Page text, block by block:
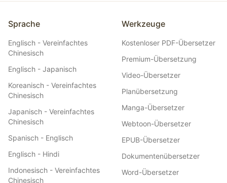
und die Ergebnisse liegen in Minuten statt in Tagen vor.
Sprache
Englisch - Vereinfachtes
Chinesisch
Englisch - Japanisch
Koreanisch - Vereinfachtes
Chinesisch
Japanisch - Vereinfachtes
Chinesisch
Spanisch - Englisch
Englisch - Hindi
Indonesisch - Vereinfachtes
Chinesisch
Werkzeuge
Kostenloser PDF-Übersetzer
Premium-Übersetzung
Video-Übersetzer
Planübersetzung
Manga-Übersetzer
Webtoon-Übersetzer
EPUB-Übersetzer
Dokumentenübersetzer
Word-Übersetzer